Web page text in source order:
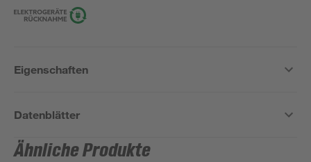
Eigenschaften
Datenblätter
Ähnliche Produkte